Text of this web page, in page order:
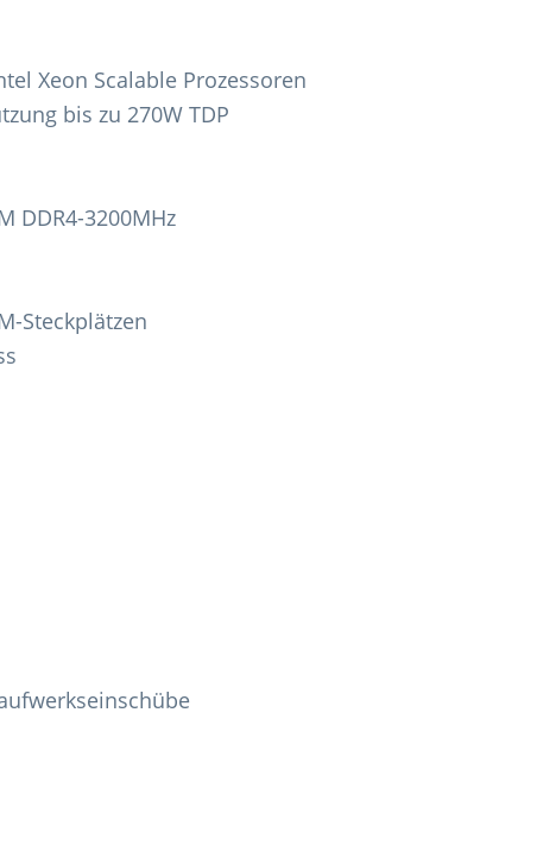
Xeon Scalable Prozessoren
bis zu 270W TDP
DDR4-3200MHz
Steckplätzen